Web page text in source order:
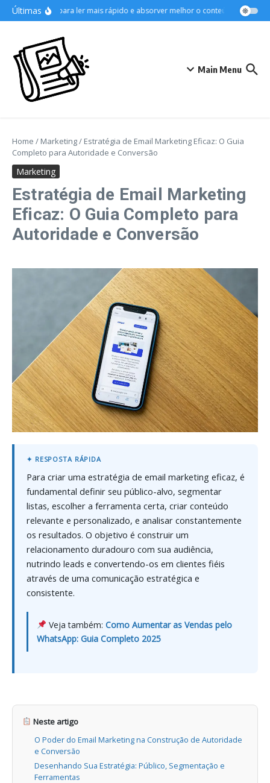
Ir para o conteúdo
Últimas
Técnicas para ler mais rápido e absorver melhor o conteúdo Como
Main Menu
Home / Marketing/ Estratégia de Email Marketing Eficaz: O Guia
Completo para Autoridade e Conversão
Marketing
Estratégia de Email Marketing
Eficaz: O Guia Completo para
Autoridade e Conversão
Para criar uma estratégia de email marketing eficaz, é
fundamental definir seu público-alvo, segmentar
listas, escolher a ferramenta certa, criar conteúdo
relevante e personalizado, e analisar constantemente
os resultados. O objetivo é construir um
relacionamento duradouro com sua audiência,
nutrindo leads e convertendo-os em clientes fiéis
através de uma comunicação estratégica e
consistente.
Veja também: Como Aumentar as Vendas pelo
WhatsApp: Guia Completo 2025
Neste artigo
O Poder do Email Marketing na Construção de Autoridade
e Conversão
Desenhando Sua Estratégia: Público, Segmentação e
Ferramentas